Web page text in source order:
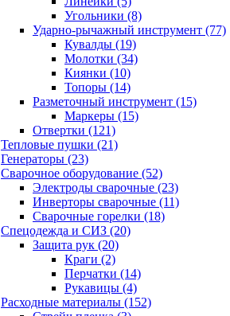
Угольники (8)
Ударно-рычажный инструмент (77)
Кувалды (19)
Молотки (34)
Киянки (10)
Топоры (14)
Разметочный инструмент (15)
Маркеры (15)
Отвертки (121)
Тепловые пушки (21)
Генераторы (23)
Сварочное оборудование (52)
Электроды сварочные (23)
Инверторы сварочные (11)
Сварочные горелки (18)
Спецодежда и СИЗ (20)
Защита рук (20)
Краги (2)
Перчатки (14)
Рукавицы (4)
Расходные материалы (152)